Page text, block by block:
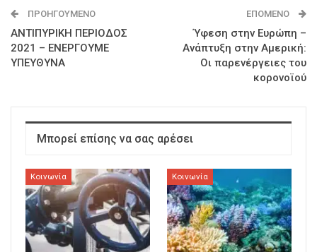
ΠΡΟΗΓΟΎΜΕΝΟ
ΑΝΤΙΠΥΡΙΚΗ ΠΕΡΙΟΔΟΣ
2021 – ΕΝΕΡΓΟΥΜΕ
ΥΠΕΥΘΥΝΑ
ΕΠΌΜΕΝΟ
Ύφεση στην Ευρώπη –
Ανάπτυξη στην Αμερική:
Οι παρενέργειες του
κορονοϊού
Μπορεί επίσης να σας αρέσει
Κοινωνία Κοινωνία